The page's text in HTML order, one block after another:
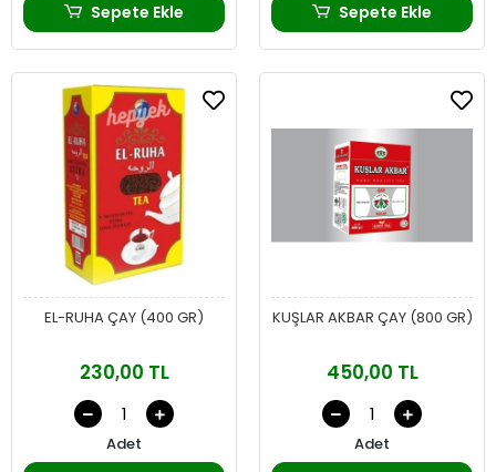
Sepete Ekle Sepete Ekle
EL-RUHA ÇAY (400 GR)
230,00 TL
Adet
KUŞLAR AKBAR ÇAY (800 GR)
450,00 TL
Adet